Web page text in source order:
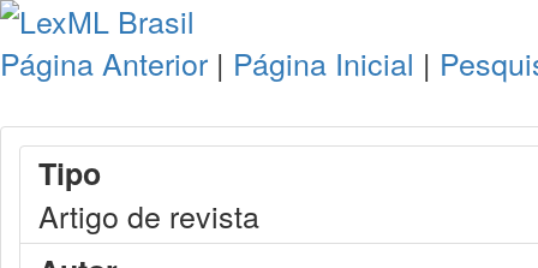
Página Anterior | Página Inicial |
Tipo
Artigo de revista